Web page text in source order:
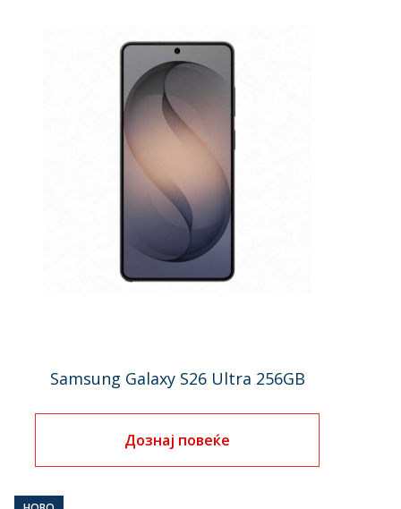
Samsung Galaxy S26 Ultra 256GB
Дознај повеќе